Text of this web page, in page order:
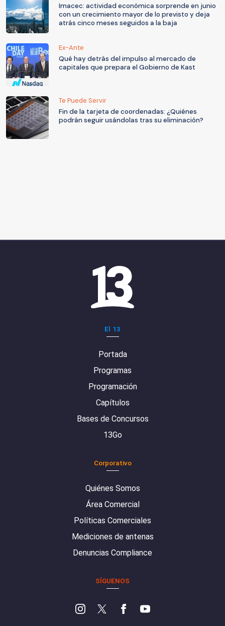
Imacec: actividad económica sorprende en junio
con un crecimiento mayor de lo previsto y deja
atrás cinco meses seguidos a la baja
Ex-Ante
Qué hay detrás del impulso al mercado de
capitales que prepara el Gobierno de Kast
Te Puede Servir
Fin de la tarjeta de coordenadas: ¿Quiénes
podrán seguir usándolas tras su eliminación?
El 13
Portada
Programas
Programación
Capítulos
Bases de Concursos
13Go
Corporativo
Quiénes Somos
Área Comercial
Políticas Comerciales
Mediciones de antenas
Denuncias Compliance
SÍGUENOS